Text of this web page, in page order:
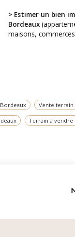
> Estimer un bien
Bordeaux
maisons,
Vente
Terrain à vendre